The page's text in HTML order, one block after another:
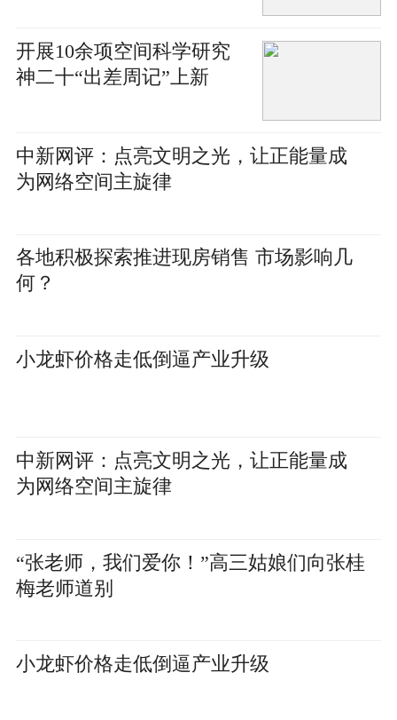
开展10余项空间科学研究
神二十“出差周记”上新
中新网评：点亮文明之光，让正能量成
为网络空间主旋律
各地积极探索推进现房销售 市场影响几
何？
小龙虾价格走低倒逼产业升级
中新网评：点亮文明之光，让正能量成
为网络空间主旋律
“张老师，我们爱你！”高三姑娘们向张桂
梅老师道别
小龙虾价格走低倒逼产业升级